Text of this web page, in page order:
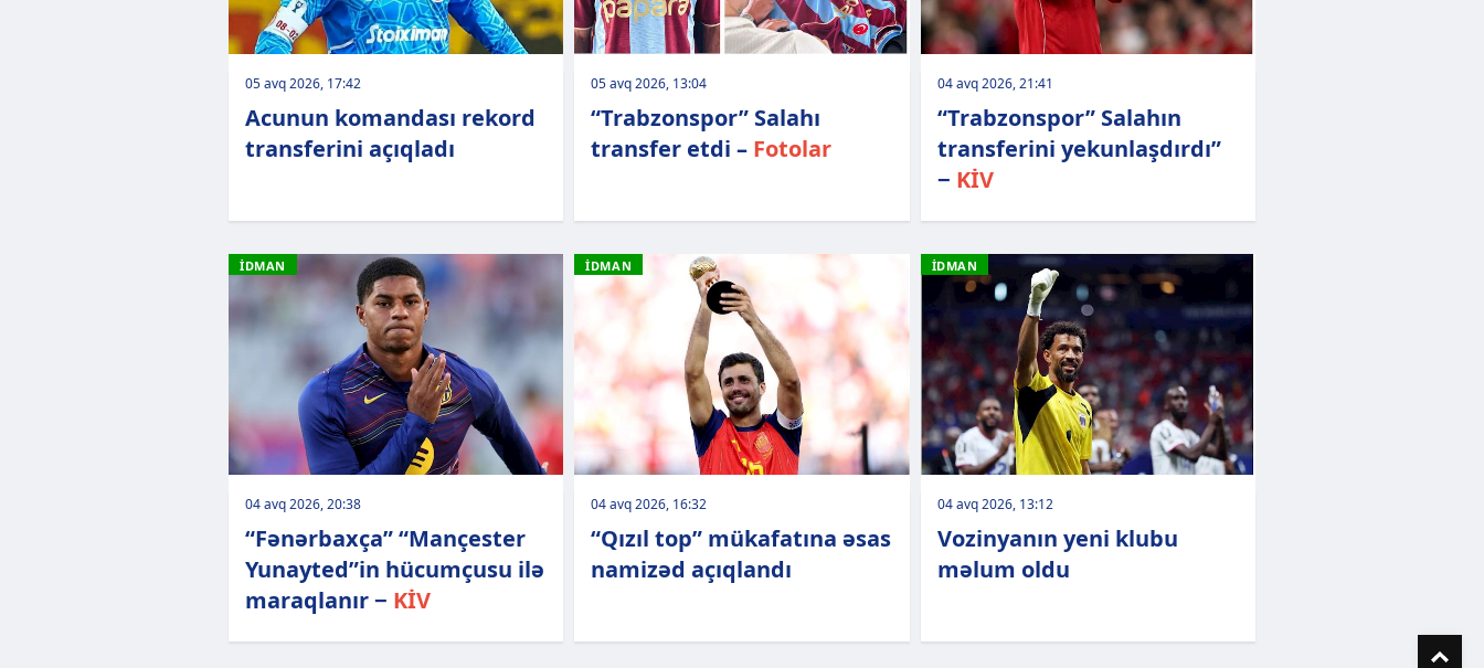
05 avq 2026, 17:42
Acunun komandası rekord
transferini açıqladı
05 avq 2026, 13:04
“Trabzonspor” Salahı
transfer etdi – Fotolar
04 avq 2026, 21:41
“Trabzonspor” Salahın
transferini yekunlaşdırdı”
− KİV
İDMAN
04 avq 2026, 20:38
“Fənərbaxça” “Mançester
Yunayted”in hücumçusu ilə
maraqlanır − KİV
İDMAN
04 avq 2026, 16:32
“Qızıl top” mükafatına əsas
namizəd açıqlandı
İDMAN
04 avq 2026, 13:12
Vozinyanın yeni klubu
məlum oldu